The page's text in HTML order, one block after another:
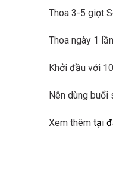
Thoa 3-5 giọt
Thoa ngày 1
Khởi đầu với
Nên dùng buổi
Xem thêm tại